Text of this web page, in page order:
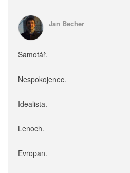
Jan Becher
Samotář.
Nespokojenec.
Idealista.
Lenoch.
Evropan.